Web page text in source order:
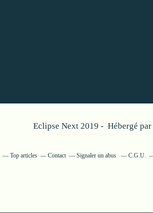
Eclipse Next 2019 - Hébergé par
Top articles Contact Signaler un abus C.G.U.